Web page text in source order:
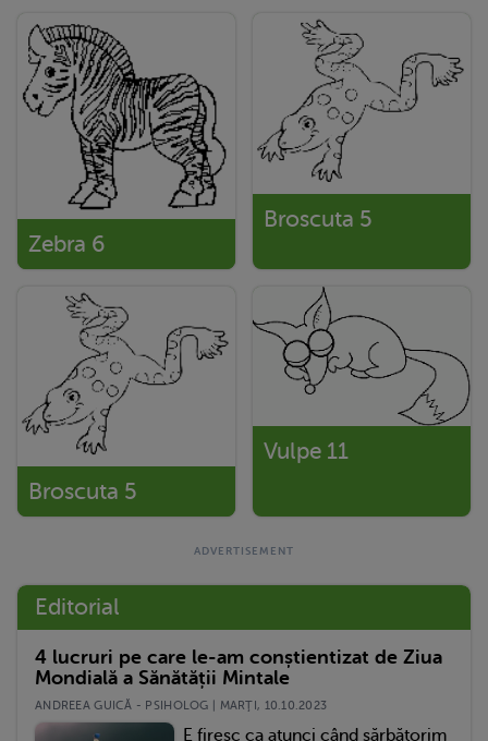
Zebra 6
Broscuta 5
Broscuta 5
Vulpe 11
Editorial
4 lucruri pe care le-am conștientizat de Ziua
Mondială a Sănătății Mintale
ANDREEA GUICĂ - PSIHOLOG | MARŢI, 10.10.2023
E firesc ca atunci când sărbătorim